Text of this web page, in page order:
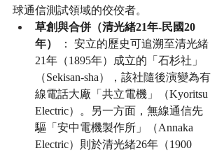
球通信測試領域的佼佼者。
草創與合併（清光緒21年-民國20
年）
： 安立的歷史可追溯至清光緒
21年（1895年）成立的「石杉社」
（Sekisan-sha），該社隨後演變為有
線電話大廠「共立電機」（Kyoritsu
Electric）。另一方面，無線通信先
驅「安中電機製作所」（Annaka
Electric）則於清光緒26年（1900